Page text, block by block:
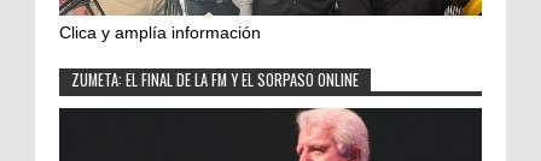
Clica y amplía información
ZUMETA: EL FINAL DE LA FM Y EL SORPASO ONLINE